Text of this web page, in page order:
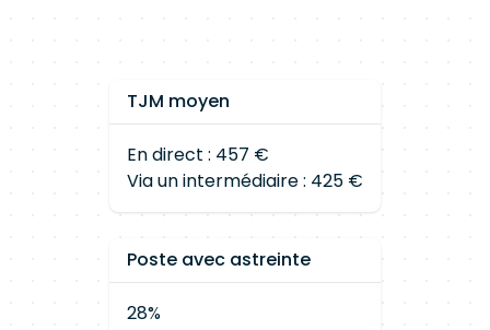
TJM moyen
En direct : 457 €
Via un intermédiaire : 425 €
Poste avec astreinte
28%